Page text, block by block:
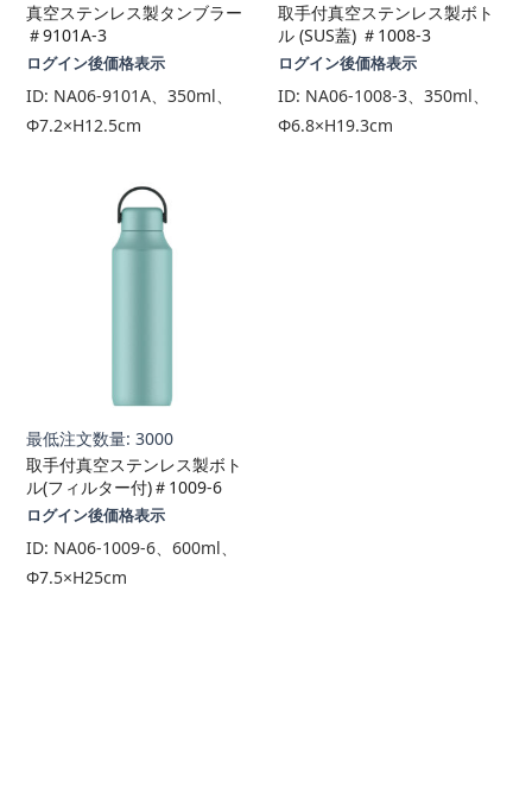
真空ステンレス製タンブラー
＃9101A-3
ログイン後価格表示
ID: NA06-9101A、350ml、
Φ7.2×H12.5cm
取手付真空ステンレス製ボト
ル (SUS蓋) ＃1008-3
ログイン後価格表示
ID: NA06-1008-3、350ml、
Φ6.8×H19.3cm
最低注文数量: 3000
取手付真空ステンレス製ボト
ル(フィルター付)＃1009-6
ログイン後価格表示
ID: NA06-1009-6、600ml、
Φ7.5×H25cm